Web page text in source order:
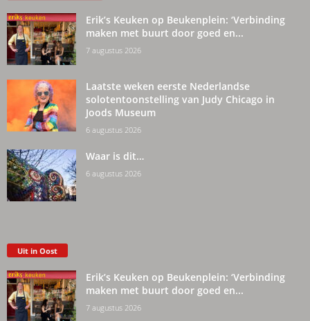
Erik’s Keuken op Beukenplein: ‘Verbinding
maken met buurt door goed en...
7 augustus 2026
Laatste weken eerste Nederlandse
solotentoonstelling van Judy Chicago in
Joods Museum
6 augustus 2026
Waar is dit…
6 augustus 2026
Uit in Oost
Erik’s Keuken op Beukenplein: ‘Verbinding
maken met buurt door goed en...
7 augustus 2026